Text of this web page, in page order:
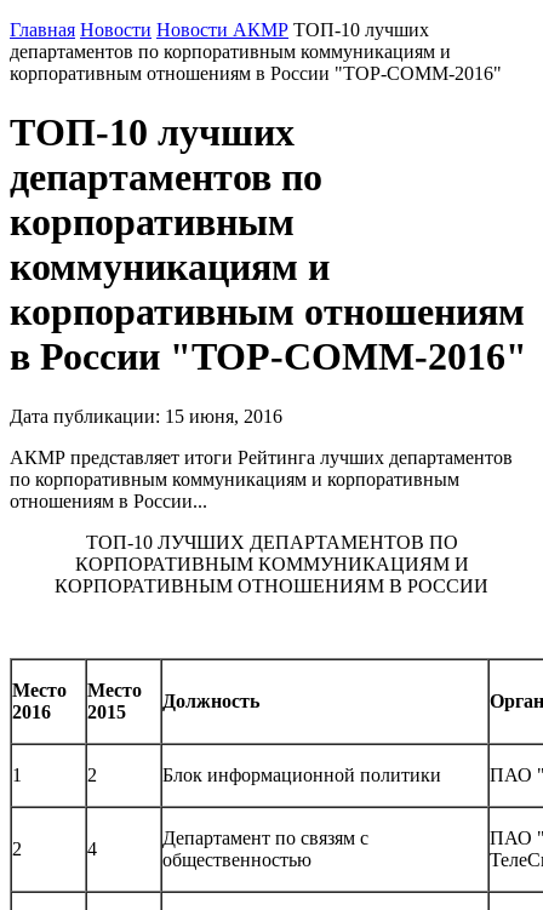
Главная Новости Новости АКМР ТОП-10 лучших
департаментов по корпоративным коммуникациям и
корпоративным отношениям в России "TOP-COMM-2016"
ТОП-10 лучших
департаментов по
корпоративным
коммуникациям и
корпоративным отношениям
в России "TOP-COMM-2016"
Дата публикации: 15 июня, 2016
АКМР представляет итоги Рейтинга лучших департаментов
по корпоративным коммуникациям и корпоративным
отношениям в России...
ТОП-10 ЛУЧШИХ ДЕПАРТАМЕНТОВ ПО
КОРПОРАТИВНЫМ КОММУНИКАЦИЯМ И
КОРПОРАТИВНЫМ ОТНОШЕНИЯМ В РОССИИ
Место
2016
Место
2015
Должность
1 2 Блок информационной политики ПАО
2 4
Департамент по связям с
общественностью
ПАО